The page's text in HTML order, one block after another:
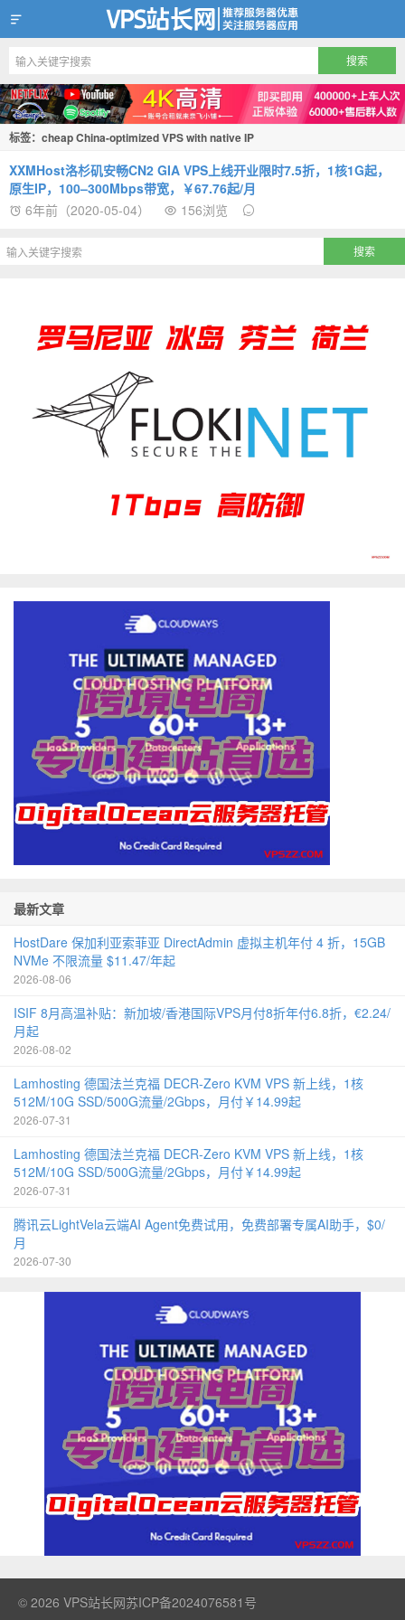
VPS站长网
标签：cheap China-optimized VPS with native IP
XXMHost洛杉矶安畅CN2 GIA VPS上线开业限时7.5折，1核1G起，
原生IP，100–300Mbps带宽，￥67.76起/月
6年前（2020-05-04）
156浏览
最新文章
HostDare 保加利亚索菲亚 DirectAdmin 虚拟主机年付 4 折，15GB
NVMe 不限流量 $11.47/年起
2026-08-06
ISIF 8月高温补贴：新加坡/香港国际VPS月付8折年付6.8折，€2.24/
月起
2026-08-02
Lamhosting 德国法兰克福 DECR-Zero KVM VPS 新上线，1核
512M/10G SSD/500G流量/2Gbps，月付￥14.99起
2026-07-31
Lamhosting 德国法兰克福 DECR-Zero KVM VPS 新上线，1核
512M/10G SSD/500G流量/2Gbps，月付￥14.99起
2026-07-31
腾讯云LightVela云端AI Agent免费试用，免费部署专属AI助手，$0/
月
2026-07-30
© 2026 VPS站长网苏ICP备2024076581号